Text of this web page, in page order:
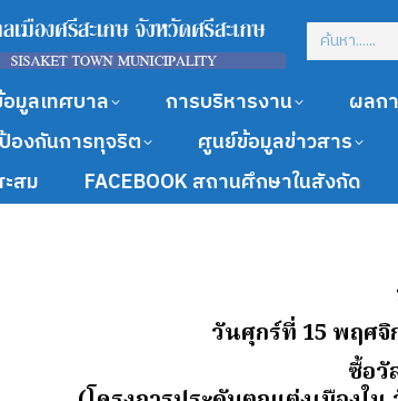
มูลเทศบาล การบริหารงาน ผลก
องกันการทุจริต
ศูนย์ข้อมูลข่าวสาร
สม
FACEBOOK สถานศึกษาในสังกัด
วันศุกร์ที่ 15 พฤศจิ
ซื้อวั